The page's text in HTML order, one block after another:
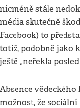
nicméně stále
média skutečně
Facebook) to
totiž, podobně jako
ještě „neřekla
Absence
možnost, že